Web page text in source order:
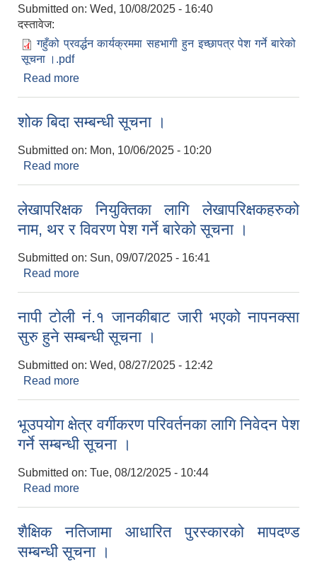
Submitted on: Wed, 10/08/2025 - 16:40
दस्तावेज:
गहुँको प्रवर्द्धन कार्यक्रममा सहभागी हुन इच्छापत्र पेश गर्ने बारेको
सूचना ।.pdf
Read more
शोक बिदा सम्बन्धी सूचना ।
Submitted on: Mon, 10/06/2025 - 10:20
Read more
लेखापरिक्षक नियुक्तिका लागि लेखापरिक्षकहरुको
नाम, थर र विवरण पेश गर्ने बारेको सूचना ।
Submitted on: Sun, 09/07/2025 - 16:41
Read more
नापी टोली नं.१ जानकीबाट जारी भएको नापनक्सा
सुरु हुने सम्बन्धी सूचना ।
Submitted on: Wed, 08/27/2025 - 12:42
Read more
भूउपयोग क्षेत्र वर्गीकरण परिवर्तनका लागि निवेदन पेश
गर्ने सम्बन्धी सूचना ।
Submitted on: Tue, 08/12/2025 - 10:44
Read more
शैक्षिक नतिजामा आधारित पुरस्कारको मापदण्ड
सम्बन्धी सूचना ।